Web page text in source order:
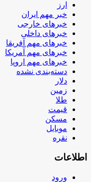
ارز
خبر مهم ایران
خبرهای خارجی
خبرهای داخلی
خبرهای مهم آفریقا
خبرهای مهم آمریکا
خبرهای مهم اروپا
دسته‌بندی نشده
دلار
زمین
طلا
قیمت
مسکن
موبایل
نقره
اطلاعات
ورود